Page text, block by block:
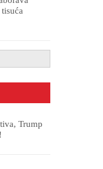
Trump